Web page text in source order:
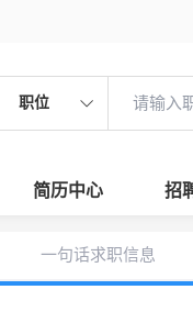
职位
简历中心 招
一句话求职信息